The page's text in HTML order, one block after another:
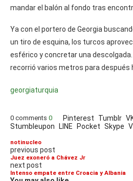
mandar el balón al fondo tras
Ya con el portero de Georgia
un tiro de esquina, los turcos
esférico y concretar una
recorrió varios metros para después
georgiaturquia
0 comments 0 Pinterest Tumblr
Stumbleupon
LINE Pocket Skype
notinucleo
previous post
Juez exoneró a Chávez Jr
next post
Intenso empate entre Croacia y Albania